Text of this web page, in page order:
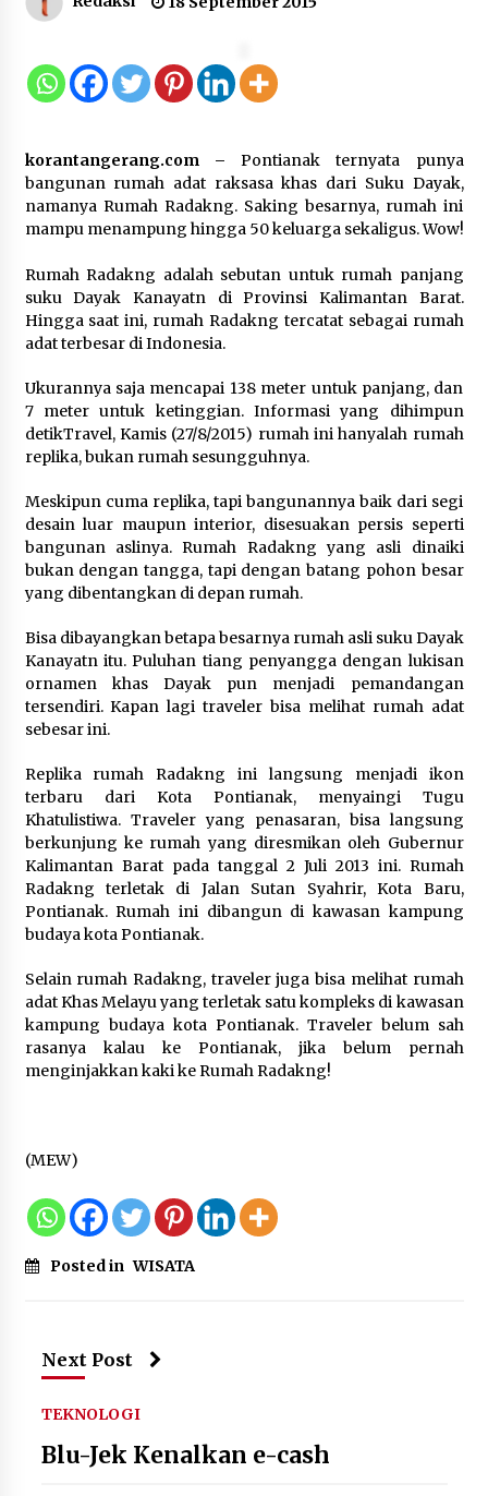
Publik Tetap Berjalan
8 Agustus 2026
12 Coklat Terbaik dan Enak di
Pasaran
8 Agustus 2026
9 Kopi Botol Terbaik yang Praktis
8 Agustus 2026
Kemenpar Turut Perkuat
Pengembangan KEK Samota
sebagai Destinasi Wisata Bahari
Berkelas Dunia
8 Agustus 2026
Festival Lembah Baliem Perkuat
Ekonomi Masyarakat Papua
Pegunungan
Bakteri Yogurt, Kenali Manfaatnya
untuk Kesehatan Pencernaan
8 Agustus 2026
Perawatan PCOS yang Efektif untuk
Menjaga Kesuburan
8 Agustus 2026
8 Agustus 2026
korantangerang.com – Pontianak ternyata punya
bangunan rumah adat raksasa khas dari Suku Dayak,
namanya Rumah Radakng. Saking besarnya, rumah ini
mampu menampung hingga 50 keluarga sekaligus. Wow!
Rumah Radakng adalah sebutan untuk rumah panjang
suku Dayak Kanayatn di Provinsi Kalimantan Barat.
Hingga saat ini, rumah Radakng tercatat sebagai rumah
adat terbesar di Indonesia.
Ukurannya saja mencapai 138 meter untuk panjang, dan
7 meter untuk ketinggian. Informasi yang dihimpun
detikTravel, Kamis (27/8/2015) rumah ini hanyalah rumah
replika, bukan rumah sesungguhnya.
Meskipun cuma replika, tapi bangunannya baik dari segi
desain luar maupun interior, disesuakan persis seperti
bangunan aslinya. Rumah Radakng yang asli dinaiki
bukan dengan tangga, tapi dengan batang pohon besar
yang dibentangkan di depan rumah.
Bisa dibayangkan betapa besarnya rumah asli suku Dayak
Kanayatn itu. Puluhan tiang penyangga dengan lukisan
ornamen khas Dayak pun menjadi pemandangan
tersendiri. Kapan lagi traveler bisa melihat rumah adat
sebesar ini.
Replika rumah Radakng ini langsung menjadi ikon
terbaru dari Kota Pontianak, menyaingi Tugu
Khatulistiwa. Traveler yang penasaran, bisa langsung
berkunjung ke rumah yang diresmikan oleh Gubernur
Kalimantan Barat pada tanggal 2 Juli 2013 ini. Rumah
Radakng terletak di Jalan Sutan Syahrir, Kota Baru,
Pontianak. Rumah ini dibangun di kawasan kampung
budaya kota Pontianak.
Selain rumah Radakng, traveler juga bisa melihat rumah
adat Khas Melayu yang terletak satu kompleks di kawasan
kampung budaya kota Pontianak. Traveler belum sah
rasanya kalau ke Pontianak, jika belum pernah
menginjakkan kaki ke Rumah Radakng!
(MEW)
Posted in WISATA
Next Post
TEKNOLOGI
Blu-Jek Kenalkan e-cash